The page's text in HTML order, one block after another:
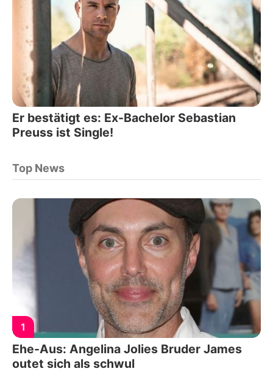
Er bestätigt es: Ex-Bachelor Sebastian
Preuss ist Single!
Top News
1
Ehe-Aus: Angelina Jolies Bruder James
outet sich als schwul